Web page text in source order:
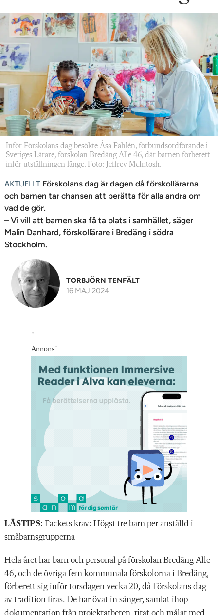
Inför Förskolans dag besökte Åsa Fahlén, förbundsordförande i
Sveriges Lärare, förskolan Bredäng Alle 46, där barnen förberett
inför utställningen länge. Foto: Jeffrey McIntosh.
AKTUELLT Förskolans dag är dagen då förskollärarna
och barnen tar chansen att berätta för alla andra om
vad de gör.
– Vi vill att barnen ska få ta plats i samhället, säger
Malin Danhard, förskollärare i Bredäng i södra
Stockholm.
TORBJÖRN TENFÄLT
16 MAJ 2024
"
Annons"
LÄSTIPS: Fackets krav: Högst tre barn per anställd i
småbarnsgrupperna
Hela året har barn och personal på förskolan Bredäng Alle
46, och de övriga fem kommunala förskolorna i Bredäng,
förberett sig inför torsdagen vecka 20, då Förskolans dag
av tradition firas. De har övat in sånger, samlat ihop
dokumentation från projektarbeten, ritat och målat med